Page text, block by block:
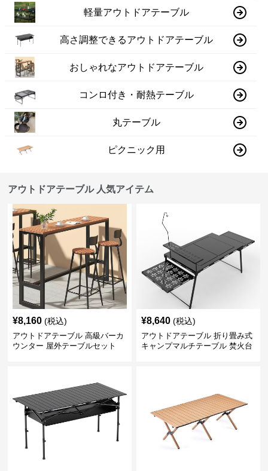
軽量アウトドアテーブル
高さ調整できるアウトドアテーブル
おしゃれなアウトドアテーブル
コンロ付き・耐熱テーブル
丸テーブル
ピクニック用
アウトドアテーブル 人気アイテム
¥8,160 (税込)
アウトドアテーブル 高級バーカ
ウンター 屋外テーブルセット
¥8,640 (税込)
アウトドアテーブル 折り畳み式
キャンプマルチテーブル 焚火台